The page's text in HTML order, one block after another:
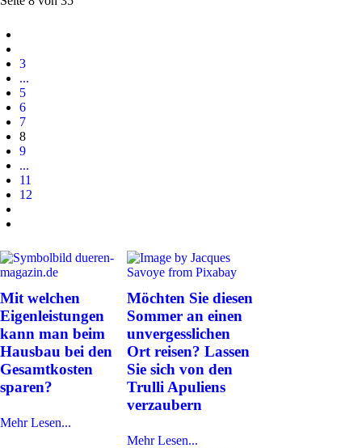
3
...
5
6
7
8
9
...
11
12
Mit welchen
Eigenleistungen
kann man beim
Hausbau bei den
Gesamtkosten
sparen?
Mehr Lesen...
Möchten Sie diesen
Sommer an einen
unvergesslichen
Ort reisen? Lassen
Sie sich von den
Trulli Apuliens
verzaubern
Mehr Lesen...